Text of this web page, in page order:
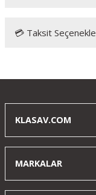
Kırmızı-Yeşil
nişangahı çok net ilk
oturuyo
ş... a... | 11/03/2025
💳 Taksit
KLASAV.COM
MARKALAR